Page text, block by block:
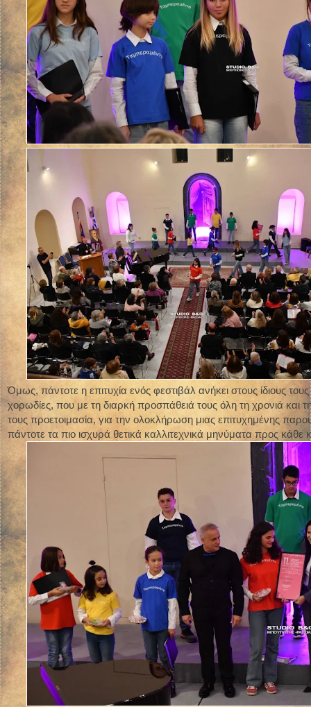
Όμως, πάντοτε η επιτυχία ενός φεστιβάλ ανήκει στους ίδιους
χορωδίες, που με τη διαρκή προσπάθειά τους όλη τη χρονιά και
τους προετοιμασία, για την ολοκλήρωση μιας επιτυχημένης
πάντοτε τα πιο ισχυρά θετικά καλλιτεχνικά μηνύματα προς κάθε